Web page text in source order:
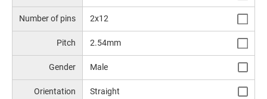
Number of pins 2x12
Pitch 2.54mm
Gender Male
Orientation Straight